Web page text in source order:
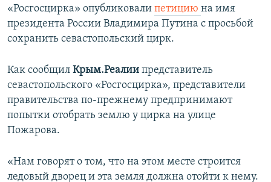
поискуИНФОГРАФИКА
ТЕЛЕПРОЕКТ КРЫМ.РЕАЛИИ
ПРОПАВШИЕ БЕЗ ВЕСТИ
ПОБЕДИТЕЛЕЙ НЕ СУДЯТ?
КРЫМ.НЕПОКОРЕННЫЙ
УКРАИНСКАЯ ПРОБЛЕМА КРЫМА
КАК ОБОЙТИ БЛОКИРОВКУ
Українською
Qırımtatar
ПРИСОЕДИНЯЙТЕСЬ!
«Росгосцирка» опубликовали петицию на имя
президента России Владимира Путина с просьбой
сохранить севастопольский цирк.
Как сообщил Крым.Реалии представитель
севастопольского «Росгосцирка», представители
правительства по-прежнему предпринимают
попытки отобрать землю у цирка на улице
Пожарова.
«Нам говорят о том, что на этом месте строится
ледовый дворец и эта земля должна отойти к нему.